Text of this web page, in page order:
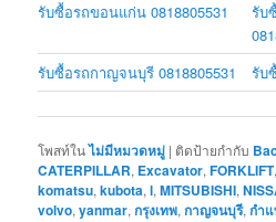
รับซื้อรถขอนแก่น 0818805531
รับ
รับซื้อรถกาญจนบุรี 0818805531
รับ
โพสท์ในไม่มีหมวดหมู่ | ติดป้ายกำกับ
CATERPILLAR, Excavator,FORKLIFT
komatsu,kubota,l,MITSUBISHI,
volvo,yanmar,กรุงเทพ,กาญจนบุรี,กำแ